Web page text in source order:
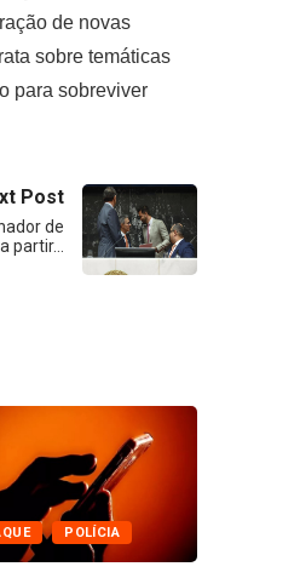
de novas
sobre temáticas
para sobreviver
Post
de
partir…